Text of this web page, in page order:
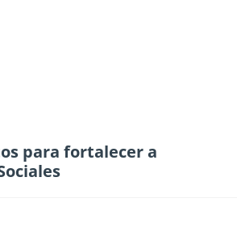
para fortalecer a